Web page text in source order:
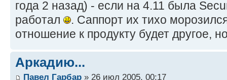
года 2 назад) - если на 4.11 была
работал
. Саппорт их тихо
отношение к продукту будет другое,
Аркадию...
Павел Гарбар » 26 июл 2005, 00:17